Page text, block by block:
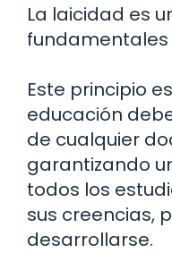
La laicidad es
fundamentales
Este principio
educación
de cualquier
garantizando
todos los
sus creencias,
desarrollarse.